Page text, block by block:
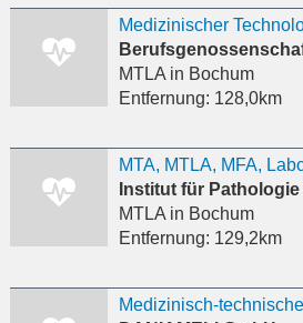
MTLAin Bochum
Entfernung: 128,0km
MTA, MTLA, MFA,
MTLAin Bochum
Entfernung: 129,2km
Medizinisch-